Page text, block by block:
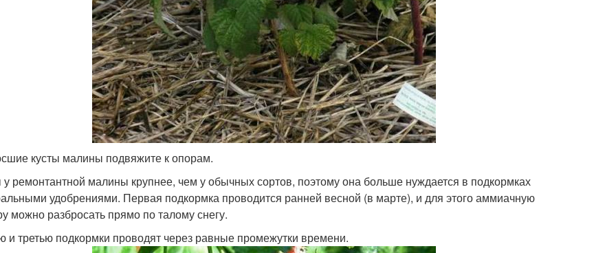
кусты малины подвяжите к опорам.
ремонтантной малины крупнее, чем у обычных сортов, поэтому она больше нуждается в подкормках
удобрениями. Первая подкормка проводится ранней весной (в марте), и для этого аммиачную
можно разбросать прямо по талому снегу.
и третью подкормки проводят через равные промежутки времени.